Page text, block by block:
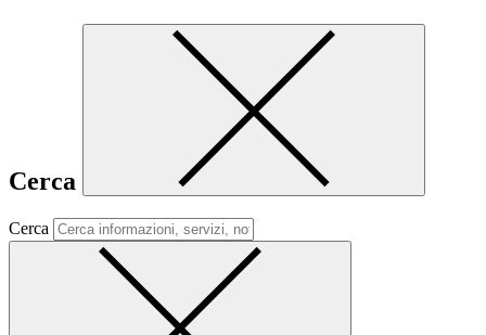
Cerca
Cerca